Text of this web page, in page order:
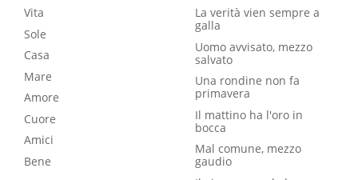
Vita
Sole
Casa
Mare
Amore
Cuore
Amici
Bene
La verità vien sempre a
galla
Uomo avvisato, mezzo
salvato
Una rondine non fa
primavera
Il mattino ha l'oro in
bocca
Mal comune, mezzo
gaudio